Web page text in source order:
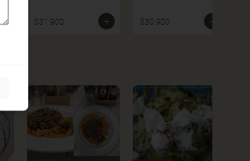
$31.900 $30.900